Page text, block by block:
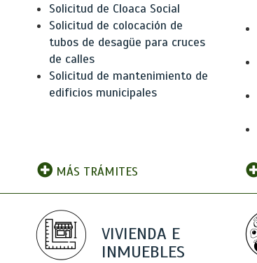
Solicitud de Cloaca Social
Solicitud de colocación de
tubos de desagüe para cruces
de calles
Solicitud de mantenimiento de
edificios municipales
MÁS TRÁMITES
VIVIENDA E
INMUEBLES